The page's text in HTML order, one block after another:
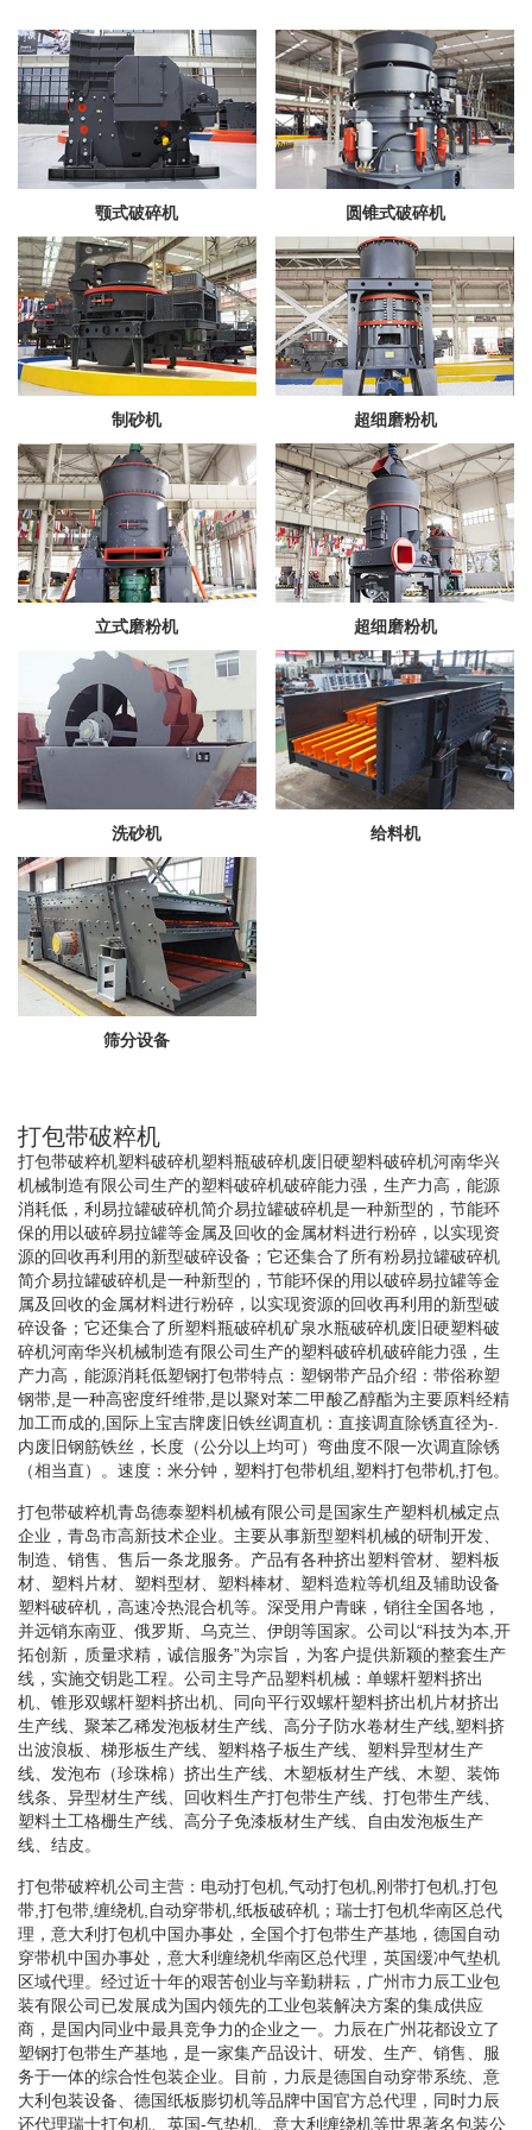
颚式破碎机 圆锥式破碎机
制砂机 超细磨粉机
立式磨粉机 超细磨粉机
洗砂机 给料机
筛分设备
打包带破粹机
打包带破粹机塑料破碎机塑料瓶破碎机废旧硬塑料破碎机河南华兴
机械制造有限公司生产的塑料破碎机破碎能力强，生产力高，能源
消耗低，利易拉罐破碎机简介易拉罐破碎机是一种新型的，节能环
保的用以破碎易拉罐等金属及回收的金属材料进行粉碎，以实现资
源的回收再利用的新型破碎设备；它还集合了所有粉易拉罐破碎机
简介易拉罐破碎机是一种新型的，节能环保的用以破碎易拉罐等金
属及回收的金属材料进行粉碎，以实现资源的回收再利用的新型破
碎设备；它还集合了所塑料瓶破碎机矿泉水瓶破碎机废旧硬塑料破
碎机河南华兴机械制造有限公司生产的塑料破碎机破碎能力强，生
产力高，能源消耗低塑钢打包带特点：塑钢带产品介绍：带俗称塑
钢带,是一种高密度纤维带,是以聚对苯二甲酸乙醇酯为主要原料经精
加工而成的,国际上宝吉牌废旧铁丝调直机：直接调直除锈直径为-.
内废旧钢筋铁丝，长度（公分以上均可）弯曲度不限一次调直除锈
（相当直）。速度：米分钟，塑料打包带机组,塑料打包带机,打包。
打包带破粹机青岛德泰塑料机械有限公司是国家生产塑料机械定点
企业，青岛市高新技术企业。主要从事新型塑料机械的研制开发、
制造、销售、售后一条龙服务。产品有各种挤出塑料管材、塑料板
材、塑料片材、塑料型材、塑料棒材、塑料造粒等机组及辅助设备
塑料破碎机，高速冷热混合机等。深受用户青睐，销往全国各地，
并远销东南亚、俄罗斯、乌克兰、伊朗等国家。公司以“科技为本,开
拓创新，质量求精，诚信服务”为宗旨，为客户提供新颖的整套生产
线，实施交钥匙工程。公司主导产品塑料机械：单螺杆塑料挤出
机、锥形双螺杆塑料挤出机、同向平行双螺杆塑料挤出机片材挤出
生产线、聚苯乙稀发泡板材生产线、高分子防水卷材生产线,塑料挤
出波浪板、梯形板生产线、塑料格子板生产线、塑料异型材生产
线、发泡布（珍珠棉）挤出生产线、木塑板材生产线、木塑、装饰
线条、异型材生产线、回收料生产打包带生产线、打包带生产线、
塑料土工格栅生产线、高分子免漆板材生产线、自由发泡板生产
线、结皮。
打包带破粹机公司主营：电动打包机,气动打包机,刚带打包机,打包
带,打包带,缠绕机,自动穿带机,纸板破碎机；瑞士打包机华南区总代
理，意大利打包机中国办事处，全国个打包带生产基地，德国自动
穿带机中国办事处，意大利缠绕机华南区总代理，英国缓冲气垫机
区域代理。经过近十年的艰苦创业与辛勤耕耘，广州市力辰工业包
装有限公司已发展成为国内领先的工业包装解决方案的集成供应
商，是国内同业中最具竞争力的企业之一。力辰在广州花都设立了
塑钢打包带生产基地，是一家集产品设计、研发、生产、销售、服
务于一体的综合性包装企业。目前，力辰是德国自动穿带系统、意
大利包装设备、德国纸板膨切机等品牌中国官方总代理，同时力辰
还代理瑞士打包机、英国-气垫机、意大利缠绕机等世界著名包装公